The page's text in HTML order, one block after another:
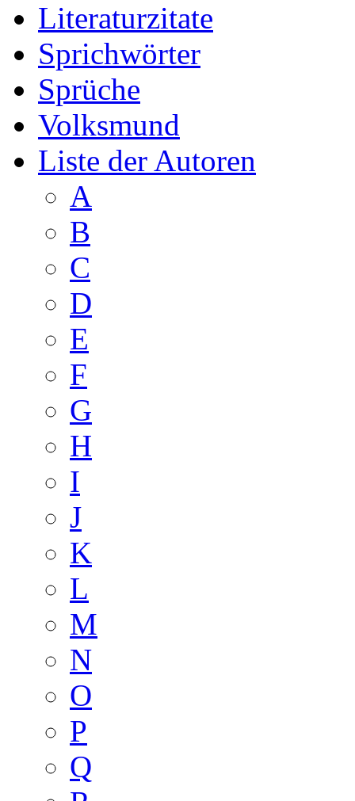
Literaturzitate
Sprichwörter
Sprüche
Volksmund
Liste der Autoren
A
B
C
D
E
F
G
H
I
J
K
L
M
N
O
P
Q